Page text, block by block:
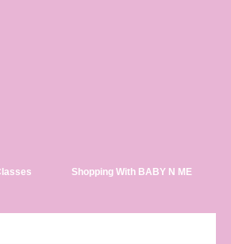
Shopping With BABY N ME